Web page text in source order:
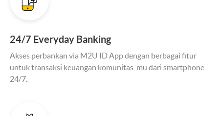
24/7 Everyday Banking
Akses perbankan via M2U ID App dengan berbagai fitur
untuk transaksi keuangan komunitas-mu dari smartphone
24/7.